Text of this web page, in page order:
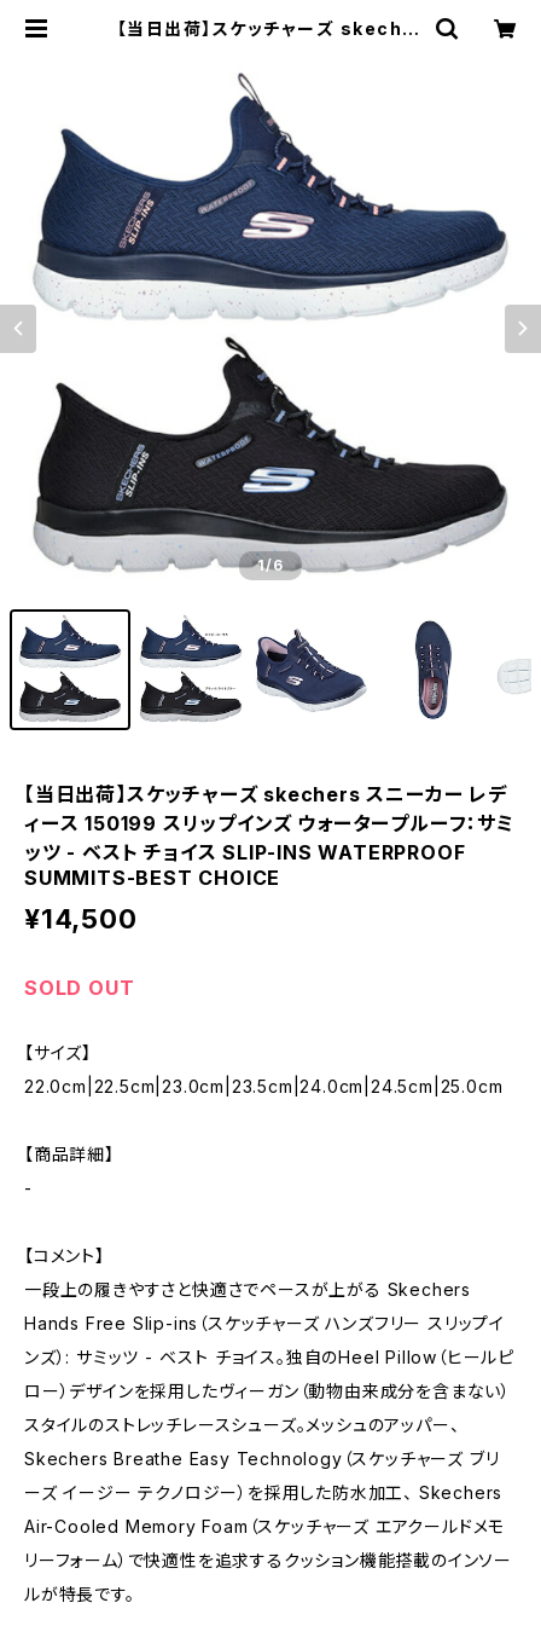
【当日出荷】スケッチャーズ skecher
ミッツ - ベスト チョイス SLIP-INS
WATERPROOF SUMMITS-BES
T CHOICE | 長靴・サンダルのカサ
ブロウ
1/6
【当日出荷】スケッチャーズ skechers スニーカー レデ
ィース 150199 スリップインズ ウォータープルーフ：サミ
ッツ - ベスト チョイス SLIP-INS WATERPROOF
SUMMITS-BEST CHOICE
¥14,500
SOLD OUT
【サイズ】
22.0cm|22.5cm|23.0cm|23.5cm|24.0cm|24.5cm|25.0cm
【商品詳細】
-
【コメント】
一段上の履きやすさと快適さでペースが上がる Skechers
Hands Free Slip-ins（スケッチャーズ ハンズフリー スリップイ
ンズ）: サミッツ - ベスト チョイス。独自のHeel Pillow（ヒールピ
ロー）デザインを採用したヴィーガン（動物由来成分を含まない）
スタイルのストレッチレースシューズ。メッシュのアッパー、
Skechers Breathe Easy Technology（スケッチャーズ ブリ
ーズ イージー テクノロジー）を採用した防水加工、 Skechers
Air-Cooled Memory Foam（スケッチャーズ エアクールドメモ
リーフォーム）で快適性を追求するクッション機能搭載のインソー
ルが特長です。